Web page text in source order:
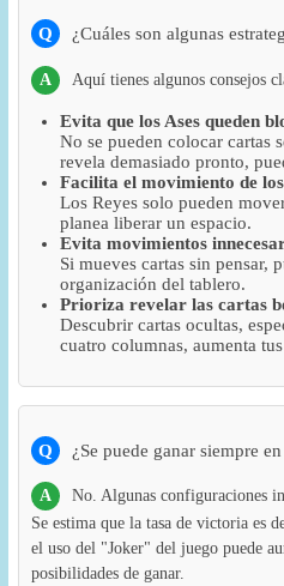
Q ¿Cuáles son algunas
A Aquí tienes algunos consejos
Evita que los Ases queden
No se pueden colocar cartas
revela demasiado pronto,
Facilita el movimiento de
Los Reyes solo pueden
planea liberar un espacio.
Evita movimientos
Si mueves cartas sin pensar,
organización del tablero.
Prioriza revelar las cartas
Descubrir cartas ocultas,
cuatro columnas, aumenta
Q ¿Se puede ganar siempre
A
No. Algunas configuraciones
Se estima que la tasa de victoria es
el uso del "Joker" del juego puede
posibilidades de ganar.